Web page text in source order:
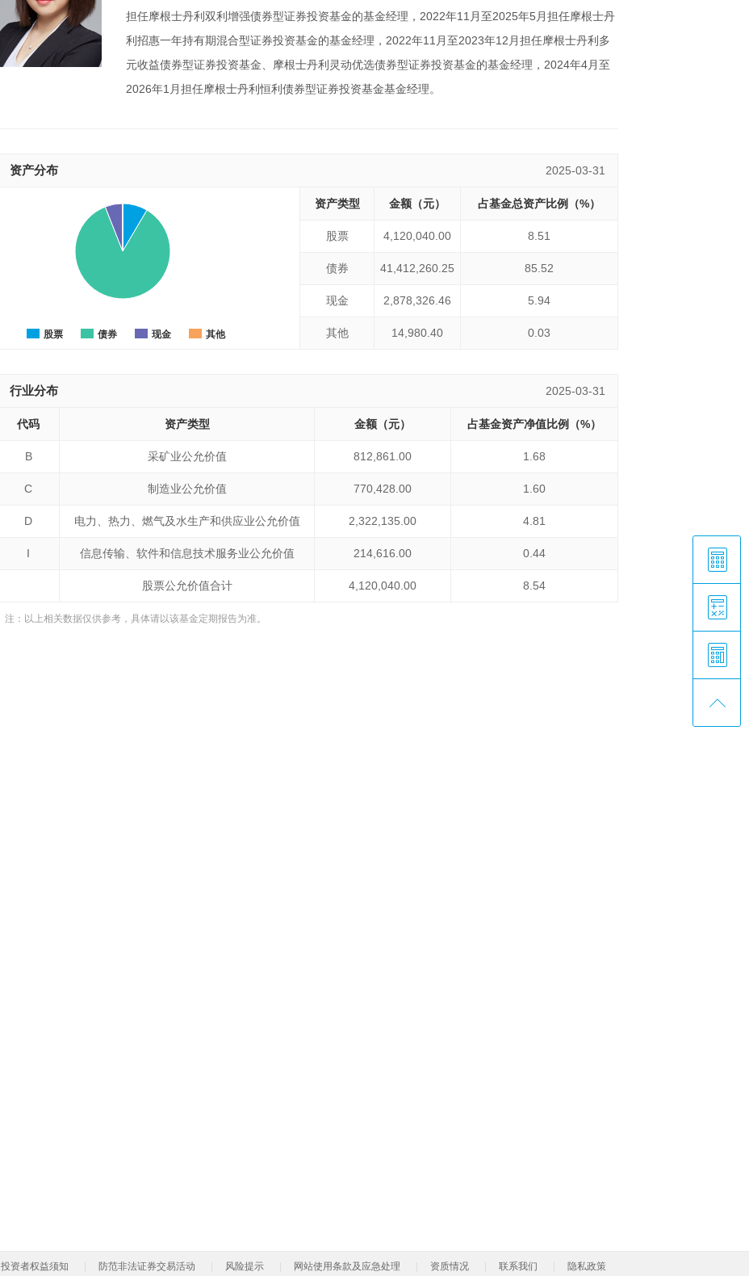
担任摩根士丹利双利增强债券型证券投资基金的基金经理，2022年11月至2025年5月担任摩根士丹
利招惠一年持有期混合型证券投资基金的基金经理，2022年11月至2023年12月担任摩根士丹利多
元收益债券型证券投资基金、摩根士丹利灵动优选债券型证券投资基金的基金经理，2024年4月至
2026年1月担任摩根士丹利恒利债券型证券投资基金基金经理。
资产分布 2025-03-31
股票 债券 现金 其他
资产类型 金额（元） 占基金总资产比例（%）
股票 4,120,040.00 8.51
债券 41,412,260.25 85.52
现金 2,878,326.46 5.94
其他 14,980.40 0.03
行业分布 2025-03-31
代码 资产类型 金额（元） 占基金资产净值比例（%）
B 采矿业公允价值 812,861.00 1.68
C 制造业公允价值 770,428.00 1.60
D 电力、热力、燃气及水生产和供应业公允价值 2,322,135.00 4.81
I 信息传输、软件和信息技术服务业公允价值 214,616.00 0.44
股票公允价值合计 4,120,040.00 8.54
注：以上相关数据仅供参考，具体请以该基金定期报告为准。
投资者权益须知 防范非法证券交易活动 风险提示 网站使用条款及应急处理 资质情况 联系我们 隐私政策